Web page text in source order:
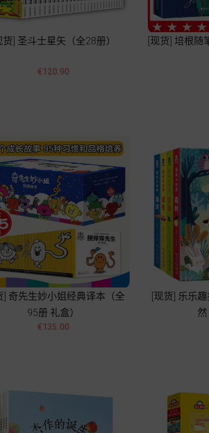
货] 圣斗士星矢（全28册）
Price
€120.90
 
[现货] 培根随
] 奇先生妙小姐经典译本（全
95册 礼盒）
Price
€135.00
 
[现货] 乐乐
然
